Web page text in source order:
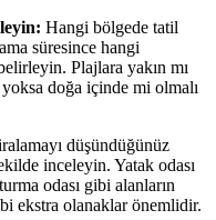
Hangi bölgede tatil
süresince hangi
Plajlara yakın mı
doğa içinde mi olmalı
düşündüğünüz
inceleyin. Yatak odası
odası gibi alanların
ekstra olanaklar önemlidir.